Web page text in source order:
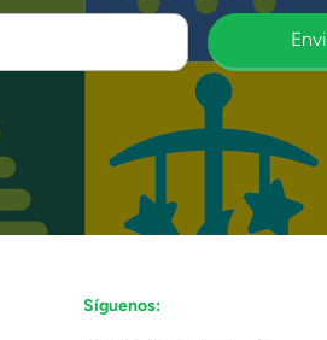
Síguenos: